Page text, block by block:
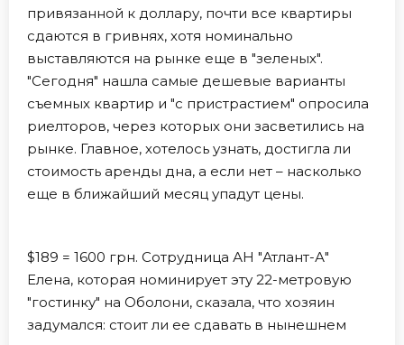
привязанной к доллару, почти все квартиры
сдаются в гривнях, хотя номинально
выставляются на рынке еще в "зеленых".
"Сегодня" нашла самые дешевые варианты
съемных квартир и "с пристрастием" опросила
риелторов, через которых они засветились на
рынке. Главное, хотелось узнать, достигла ли
стоимость аренды дна, а если нет – насколько
еще в ближайший месяц упадут цены.
$189 = 1600 грн. Сотрудница АН "Атлант-А"
Елена, которая номинирует эту 22-метровую
"гостинку" на Оболони, сказала, что хозяин
задумался: стоит ли ее сдавать в нынешнем